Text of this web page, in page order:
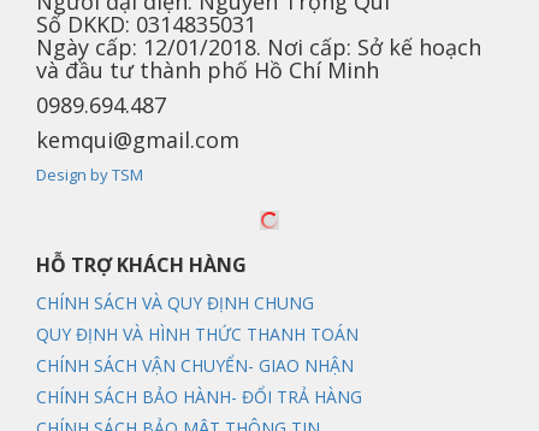
Số DKKD: 0314835031
Ngày cấp: 12/01/2018. Nơi cấp: Sở kế hoạch
và đầu tư thành phố Hồ Chí Minh
0989.694.487
kemqui@gmail.com
Design by TSM
HỖ TRỢ KHÁCH HÀNG
CHÍNH SÁCH VÀ QUY ĐỊNH CHUNG
QUY ĐỊNH VÀ HÌNH THỨC THANH TOÁN
CHÍNH SÁCH VẬN CHUYỂN- GIAO NHẬN
CHÍNH SÁCH BẢO HÀNH- ĐỔI TRẢ HÀNG